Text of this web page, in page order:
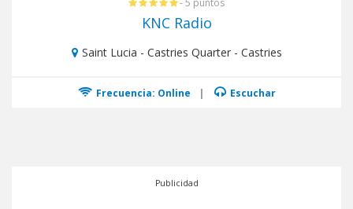
- 5 puntos
KNC Radio
Saint Lucia - Castries Quarter - Castries
Frecuencia: Online | Escuchar
Publicidad